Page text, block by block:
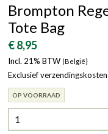
Brompton
Tote Bag
€ 8,95
Incl. 21% BTW (België}
Exclusief verzendingskosten
OP VOORRAAD